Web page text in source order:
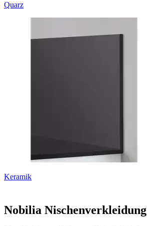
Quarz
Keramik
Nobilia Nischenverkleidung